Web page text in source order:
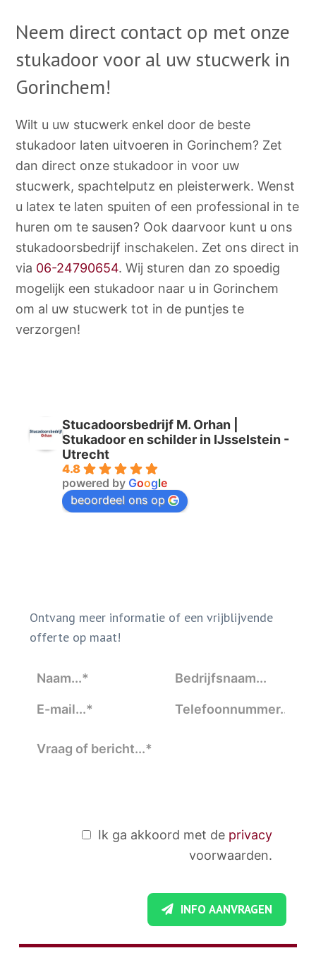
Neem direct contact op met onze
stukadoor voor al uw stucwerk in
Gorinchem!
Wilt u uw stucwerk enkel door de beste
stukadoor laten uitvoeren in Gorinchem? Zet
dan direct onze stukadoor in voor uw
stucwerk, spachtelputz en pleisterwerk. Wenst
u latex te laten spuiten of een professional in te
huren om te sausen? Ook daarvoor kunt u ons
stukadoorsbedrijf inschakelen. Zet ons direct in
via 06-24790654. Wij sturen dan zo spoedig
mogelijk een stukadoor naar u in Gorinchem
om al uw stucwerk tot in de puntjes te
verzorgen!
Stucadoorsbedrijf M. Orhan |
Stukadoor en schilder in IJsselstein -
Utrecht
4.8
powered by Google
beoordeel ons op
Ontvang meer informatie of een vrijblijvende
offerte op maat!
Ik ga akkoord met de privacy
voorwaarden.
INFO AANVRAGEN